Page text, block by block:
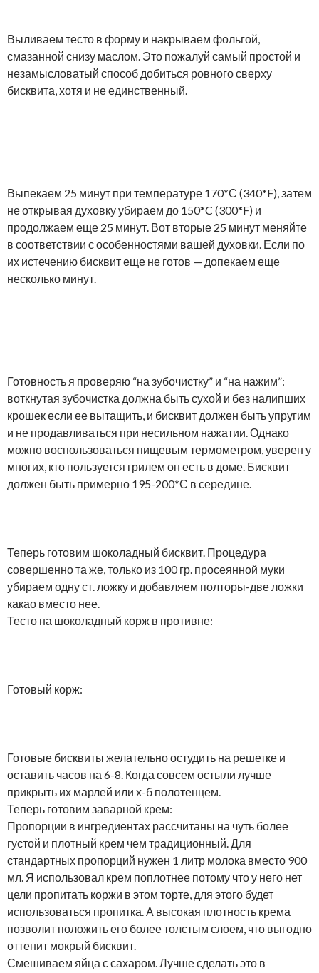
Выливаем тесто в форму и накрываем фольгой,
смазанной снизу маслом. Это пожалуй самый простой и
незамысловатый способ добиться ровного сверху
бисквита, хотя и не единственный.
Выпекаем 25 минут при температуре 170*С (340*F), затем
не открывая духовку убираем до 150*C (300*F) и
продолжаем еще 25 минут. Вот вторые 25 минут меняйте
в соответствии с особенностями вашей духовки. Если по
их истечению бисквит еще не готов — допекаем еще
несколько минут.
Готовность я проверяю “на зубочистку” и “на нажим”:
воткнутая зубочистка должна быть сухой и без налипших
крошек если ее вытащить, и бисквит должен быть упругим
и не продавливаться при несильном нажатии. Однако
можно воспользоваться пищевым термометром, уверен у
многих, кто пользуется грилем он есть в доме. Бисквит
должен быть примерно 195-200*С в середине.
Теперь готовим шоколадный бисквит. Процедура
совершенно та же, только из 100 гр. просеянной муки
убираем одну ст. ложку и добавляем полторы-две ложки
какао вместо нее.
Тесто на шоколадный корж в противне:
Готовый корж:
Готовые бисквиты желательно остудить на решетке и
оставить часов на 6-8. Когда совсем остыли лучше
прикрыть их марлей или х-б полотенцем.
Теперь готовим заварной крем:
Пропорции в ингредиентах рассчитаны на чуть более
густой и плотный крем чем традиционный. Для
стандартных пропорций нужен 1 литр молока вместо 900
мл. Я использовал крем поплотнее потому что у него нет
цели пропитать коржи в этом торте, для этого будет
использоваться пропитка. А высокая плотность крема
позволит положить его более толстым слоем, что выгодно
оттенит мокрый бисквит.
Смешиваем яйца с сахаром. Лучше сделать это в